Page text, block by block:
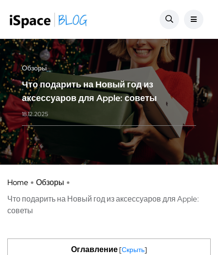
Обзоры
Что подарить на Новый год из
аксессуаров для Apple: советы
18.12.2025
Home
Обзоры
Что подарить на Новый год из аксессуаров для Apple:
советы
Оглавление[Скрыть]